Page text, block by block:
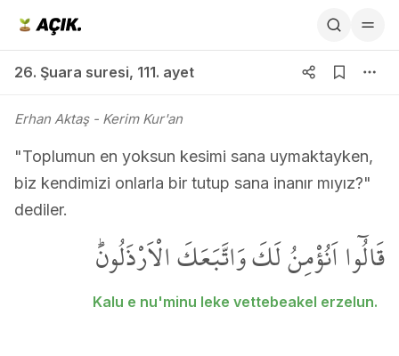
26. Şuara suresi, 111. ayet
Erhan Aktaş- Kerim Kur'an
"Toplumun en yoksun kesimi sana uymaktayken,
biz kendimizi onlarla bir tutup sana inanır mıyız?"
dediler.
قَالُٓوا اَنُؤْمِنُ لَكَ وَاتَّبَعَكَ الْاَرْذَلُونَۜ
Kalu e nu'minu leke vettebeakel erzelun.